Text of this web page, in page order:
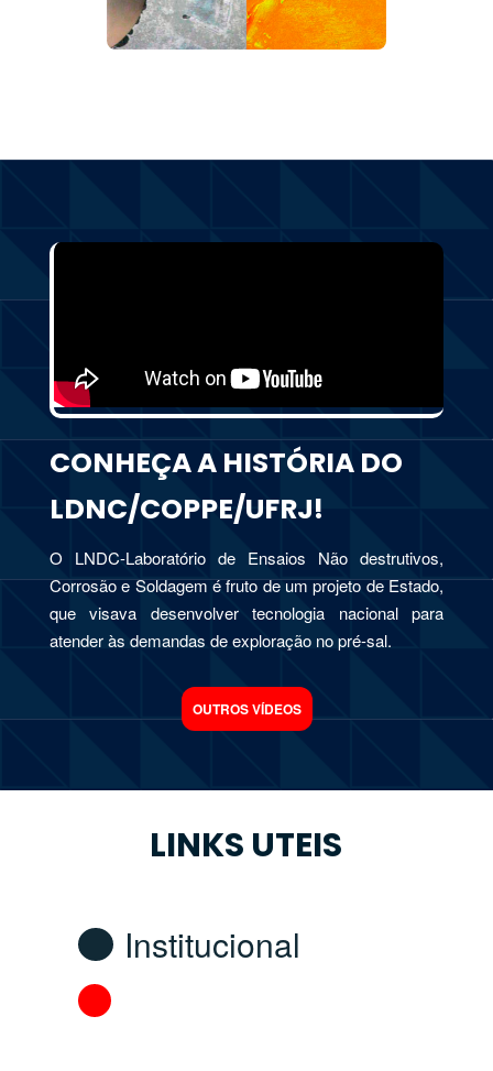
CONHEÇA A HISTÓRIA DO
LDNC/COPPE/UFRJ!
O LNDC-Laboratório de Ensaios Não destrutivos,
Corrosão e Soldagem é fruto de um projeto de Estado,
que visava desenvolver tecnologia nacional para
atender às demandas de exploração no pré-sal.
OUTROS VÍDEOS
LINKS UTEIS
Institucional
Fomento